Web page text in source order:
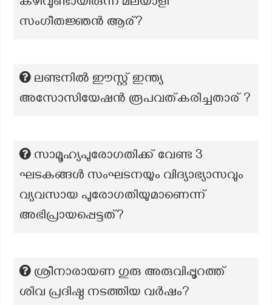
സംഗീതജ്ഞൻ ആര്?
ലണ്ടനിൽ ഈസ്റ്റ് ഇന്ത്യ
അസോസിയേഷൻ രൂപവത്കരിച്ചതാര് ?
സാമൂഹ്യപുരോഗതിക്ക് വേണ്ട 3
ഘടകങ്ങള്‍ സംഘടനയും വിദ്യാഭ്യാസവും
വ്യവസായ പുരോഗതിയുമാണെന്ന്
അഭിപ്രായപ്പെട്ടത്?
ശ്രീനാരായണ ഗുരു അരുവിപ്പൂറത്ത്
ശിവ പ്രദിഷ്ഠ നടത്തിയ വര്‍ഷം?